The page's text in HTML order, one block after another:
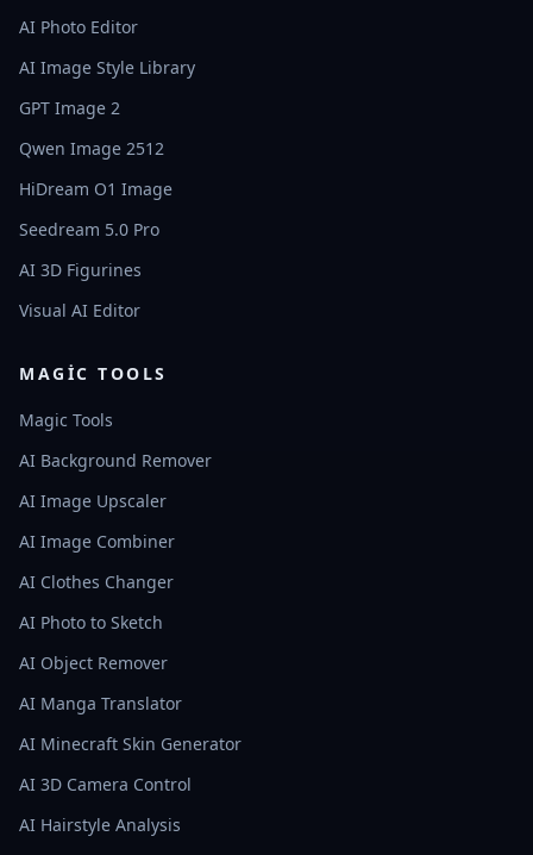
AI Photo Editor
AI Image Style Library
GPT Image 2
Qwen Image 2512
HiDream O1 Image
Seedream 5.0 Pro
AI 3D Figurines
Visual AI Editor
MAGIC TOOLS
Magic Tools
AI Background Remover
AI Image Upscaler
AI Image Combiner
AI Clothes Changer
AI Photo to Sketch
AI Object Remover
AI Manga Translator
AI Minecraft Skin Generator
AI 3D Camera Control
AI Hairstyle Analysis